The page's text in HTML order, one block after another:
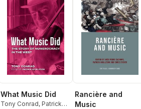
What Music Did
Tony Conrad, Patrick
Rancière and
Music